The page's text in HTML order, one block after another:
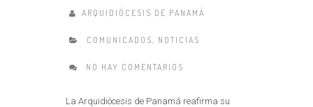
ARQUIDIÓCESIS DE PANAMÁ
COMUNICADOS, NOTICIAS
NO HAY COMENTARIOS
La Arquidiócesis de Panamá reafirma su